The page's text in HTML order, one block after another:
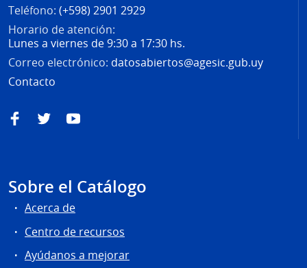
Teléfono: (+598) 2901 2929
Horario de atención:
Lunes a viernes de 9:30 a 17:30 hs.
Correo electrónico: datosabiertos@agesic.gub.uy
Contacto
FacebookTwitterYouTube
Sobre el Catálogo
Acerca de
Centro de recursos
Ayúdanos a mejorar